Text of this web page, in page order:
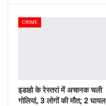
CRIME
इडाहो के रेस्तरां में अचानक चली
गोलियां, 3 लोगों की मौत; 2